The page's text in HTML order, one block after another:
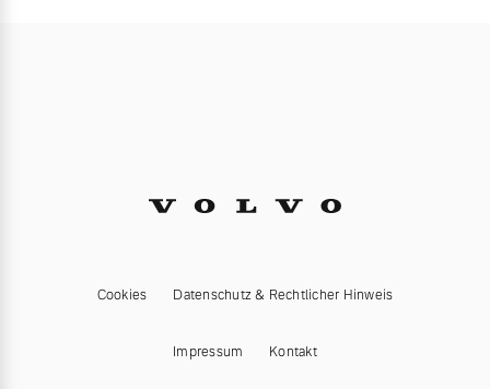
Cookies Datenschutz & Rechtlicher Hinweis
Impressum Kontakt